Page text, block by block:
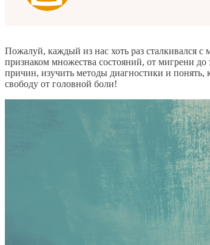
Пожалуй, каждый из нас хоть раз сталкивался
признаком множества состояний, от мигрени до
причин, изучить методы диагностики и понять,
свободу от головной боли!